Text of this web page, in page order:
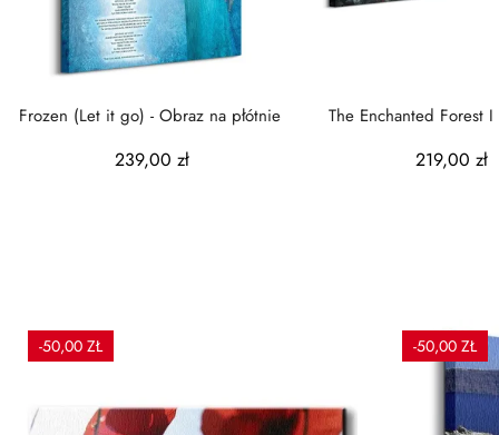
Frozen (Let it go) - Obraz na płótnie
239,00 zł
The Enchanted Forest
219,00 zł
-50,00 ZŁ -50,00 ZŁ